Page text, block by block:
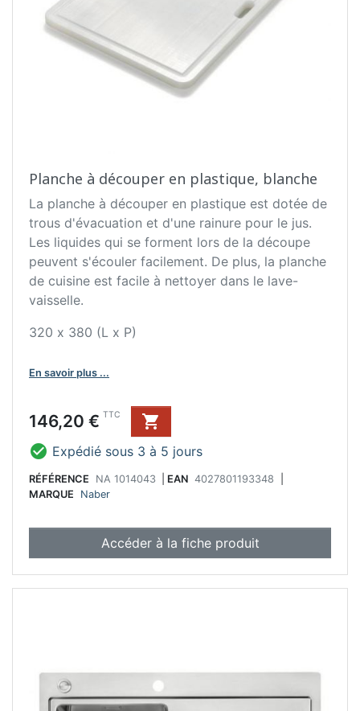
Planche à découper en plastique, blanche
La planche à découper en plastique est dotée de
trous d'évacuation et d'une rainure pour le jus.
Les liquides qui se forment lors de la découpe
peuvent s'écouler facilement. De plus, la planche
de cuisine est facile à nettoyer dans le lave-
vaisselle.
320 x 380 (L x P)
En savoir plus ...
Prix
146,20 € TTC

 Expédié sous 3 à 5 jours
RÉFÉRENCE NA 1014043 EAN 4027801193348
MARQUE
Naber
Accéder à la fiche produit